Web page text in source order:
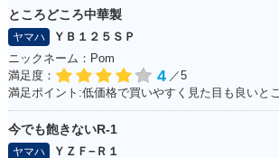
ところどころ中華製
ヤマハ
ＹＢ１２５ＳＰ
ニックネーム：Pom
満足度：
4 ／5
今でも飽きないR-1
ヤマハ ＹＺＦ−Ｒ１